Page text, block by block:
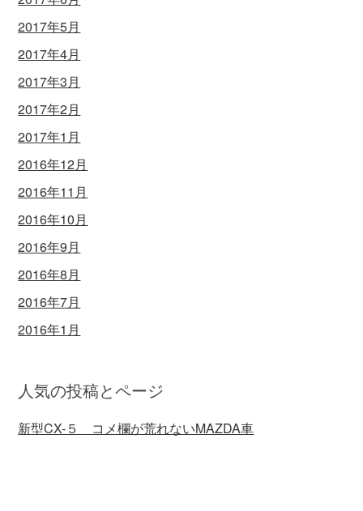
2017年5月
2017年4月
2017年3月
2017年2月
2017年1月
2016年12月
2016年11月
2016年10月
2016年9月
2016年8月
2016年7月
2016年1月
人気の投稿とページ
新型CX-５ コメ欄が荒れないMAZDA車